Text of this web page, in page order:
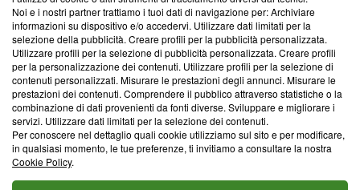
Corporate
Redazione
Informativa Privacy
Cookie Policy
Blasting SA, IDI CHE-247.845.224, Via Carlo Frasca, 3 - 6900
Lugano (Svizzera) Tel:+39 0690258937
© 2026 Blasting News
Noi e i nostri partner trattiamo i tuoi dati di navigazione per: Archiviare
informazioni su dispositivo e/o accedervi. Utilizzare dati limitati per la
selezione della pubblicità. Creare profili per la pubblicità personalizzata.
Utilizzare profili per la selezione di pubblicità personalizzata. Creare profili
per la personalizzazione dei contenuti. Utilizzare profili per la selezione di
contenuti personalizzati. Misurare le prestazioni degli annunci. Misurare le
prestazioni dei contenuti. Comprendere il pubblico attraverso statistiche o la
combinazione di dati provenienti da fonti diverse. Sviluppare e migliorare i
servizi. Utilizzare dati limitati per la selezione dei contenuti.
Per conoscere nel dettaglio quali cookie utilizziamo sul sito e per modificare,
in qualsiasi momento, le tue preferenze, ti invitiamo a consultare la nostra
Cookie Policy.